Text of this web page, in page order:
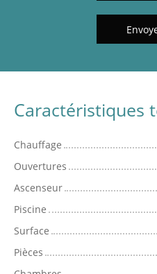
Caractéristiques
Chauffage
Ouvertures
Ascenseur
Piscine
Surface
Pièces